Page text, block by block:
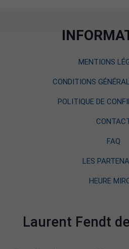
MENTIONS
CONDITIONS
POLITIQUE DE
FAQ
LES
HEURE
Laurent Fendt